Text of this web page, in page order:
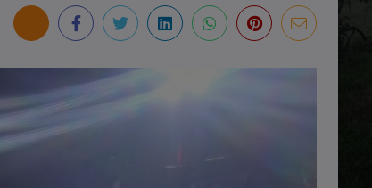
Irmãos de 7 e 14 anos morrem
atropelados na BR-470 em Pouso